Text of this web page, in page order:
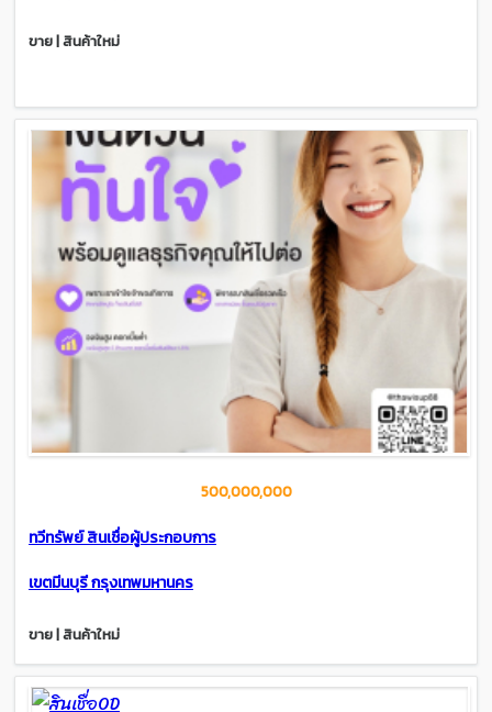
ขาย | สินค้าใหม่
500,000,000
ทวีทรัพย์ สินเชื่อผู้ประกอบการ
เขตมีนบุรี กรุงเทพมหานคร
ขาย | สินค้าใหม่